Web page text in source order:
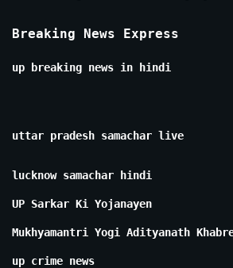
Breaking News Express
up breaking news in hindi
uttar pradesh samachar live
lucknow samachar hindi
UP Sarkar Ki Yojanayen
Mukhyamantri Yogi Adityanath
up crime news